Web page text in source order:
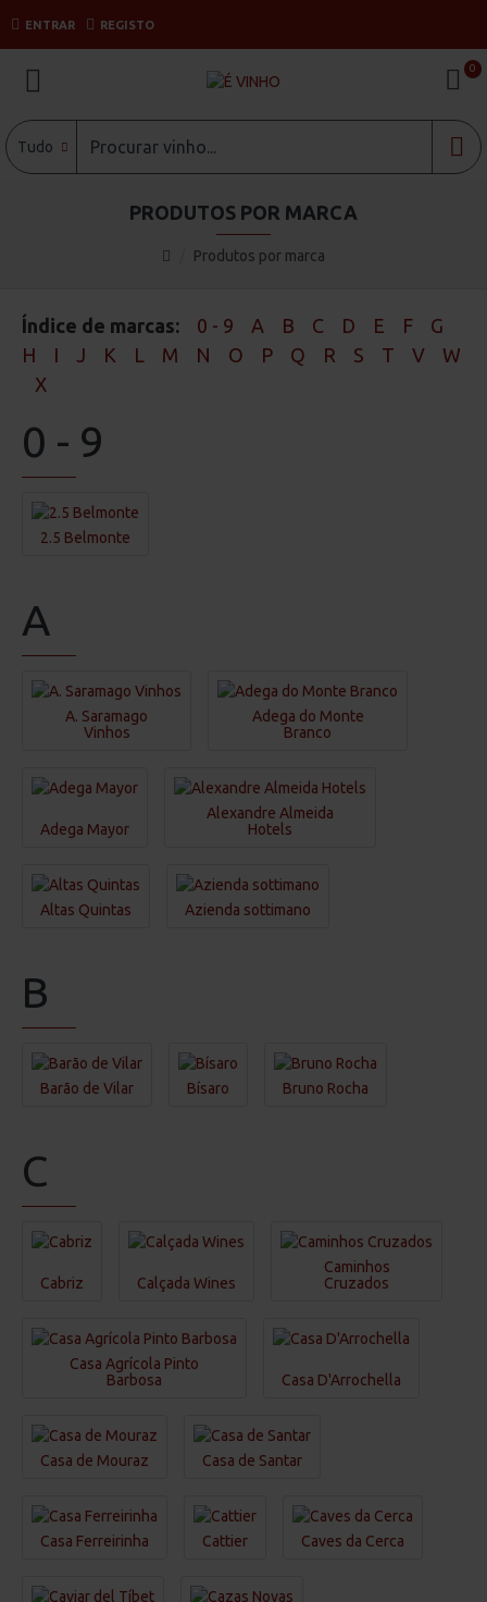
ENTRAR REGISTO
0
Tudo
Produtos por marca
PRODUTOS POR MARCA
Índice de marcas: 0 - 9 A B C D E F
G
H
I J K L M N O P Q R S T V
W
X
0 - 9
2.5 Belmonte
A
A. Saramago
Vinhos
Adega do Monte
Branco
Adega Mayor
Alexandre Almeida
Hotels
Altas Quintas Azienda sottimano
B
Barão de Vilar Bísaro Bruno Rocha
C
Cabriz Calçada Wines
Caminhos
Cruzados
Casa Agrícola Pinto
Barbosa
Casa D'Arrochella
Casa de Mouraz Casa de Santar
Casa Ferreirinha Cattier Caves da Cerca